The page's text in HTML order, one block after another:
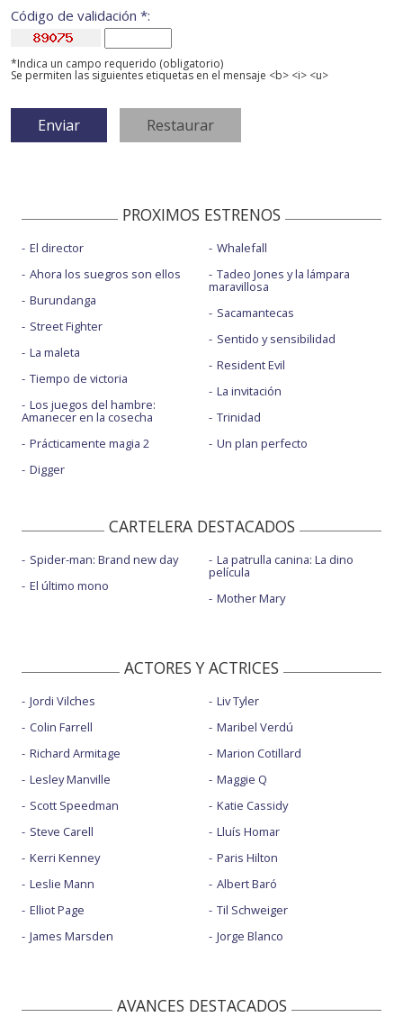
Código de validación *:
*Indica un campo requerido (obligatorio)
Se permiten las siguientes etiquetas en el mensaje <b> <i> <u>
PROXIMOS ESTRENOS
El director
Ahora los suegros son ellos
Burundanga
Street Fighter
La maleta
Tiempo de victoria
Los juegos del hambre:
Amanecer en la cosecha
Prácticamente magia 2
Digger
Whalefall
Tadeo Jones y la lámpara
maravillosa
Sacamantecas
Sentido y sensibilidad
Resident Evil
La invitación
Trinidad
Un plan perfecto
CARTELERA DESTACADOS
Spider-man: Brand new day
El último mono
La patrulla canina: La dino
película
Mother Mary
ACTORES Y ACTRICES
Jordi Vilches
Colin Farrell
Richard Armitage
Lesley Manville
Scott Speedman
Steve Carell
Kerri Kenney
Leslie Mann
Elliot Page
James Marsden
Liv Tyler
Maribel Verdú
Marion Cotillard
Maggie Q
Katie Cassidy
Lluís Homar
Paris Hilton
Albert Baró
Til Schweiger
Jorge Blanco
AVANCES DESTACADOS